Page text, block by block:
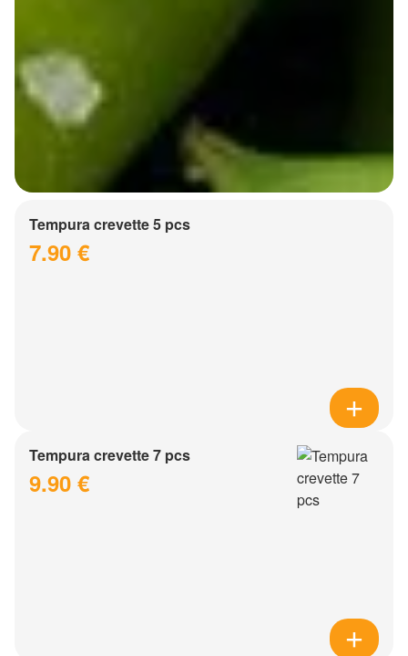
Tempura crevette 5 pcs
7.90 €
Tempura crevette 7 pcs
9.90 €